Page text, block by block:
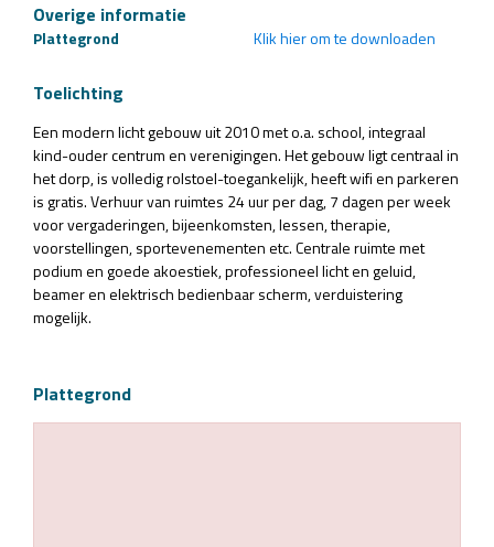
Overige informatie
Plattegrond Klik hier om te downloaden
Toelichting
Een modern licht gebouw uit 2010 met o.a. school, integraal
kind-ouder centrum en verenigingen. Het gebouw ligt centraal in
het dorp, is volledig rolstoel-toegankelijk, heeft wifi en parkeren
is gratis. Verhuur van ruimtes 24 uur per dag, 7 dagen per week
voor vergaderingen, bijeenkomsten, lessen, therapie,
voorstellingen, sportevenementen etc. Centrale ruimte met
podium en goede akoestiek, professioneel licht en geluid,
beamer en elektrisch bedienbaar scherm, verduistering
mogelijk.
Plattegrond